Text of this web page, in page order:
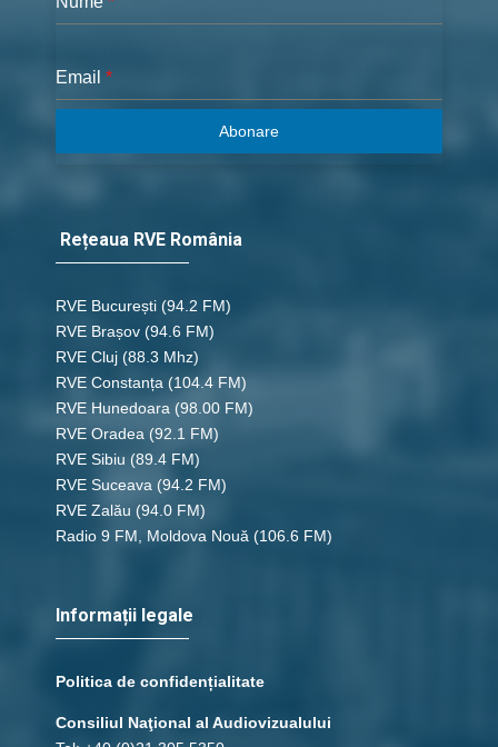
Email *
Abonare
Rețeaua RVE România
RVE București (94.2 FM)
RVE Brașov (94.6 FM)
RVE Cluj (88.3 Mhz)
RVE Constanța (104.4 FM)
RVE Hunedoara (98.00 FM)
RVE Oradea (92.1 FM)
RVE Sibiu (89.4 FM)
RVE Suceava (94.2 FM)
RVE Zalău (94.0 FM)
Radio 9 FM, Moldova Nouă (106.6 FM)
Informații legale
Politica de confidențialitate
Consiliul Naţional al Audiovizualului